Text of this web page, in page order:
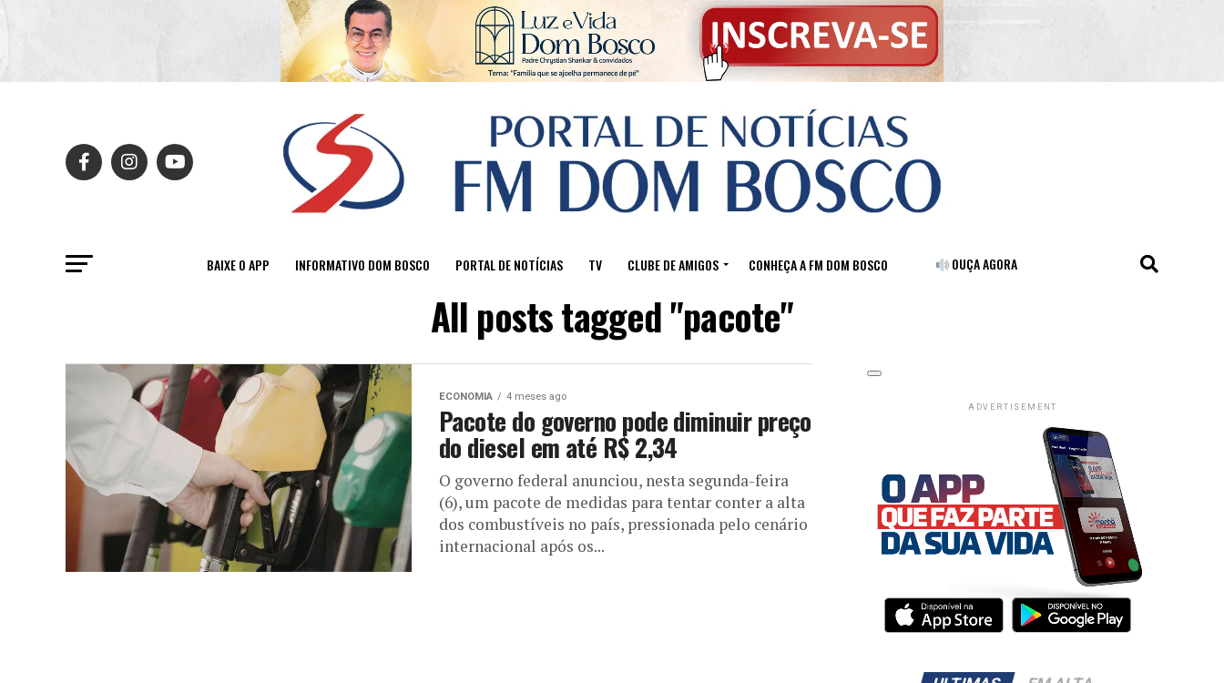
BAIXE O APP INFORMATIVO DOM BOSCO PORTAL DE NOTÍCIAS TV CLUBE DE AMIGOS CONHEÇA A FM DOM BOSCO OUÇA AGORA
All posts tagged "pacote"
ECONOMIA 4 meses ago
Pacote do governo pode diminuir preço
do diesel em até R$ 2,34
O governo federal anunciou, nesta segunda-feira
(6), um pacote de medidas para tentar conter a alta
dos combustíveis no país, pressionada pelo cenário
internacional após os...
ADVERTISEMENT